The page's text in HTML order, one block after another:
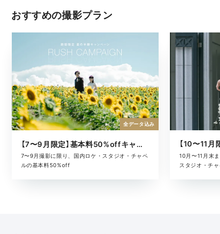
おすすめの撮影プラン
【7〜9月限定】基本料50%offキャンペーン
7〜9月撮影に限り、国内ロケ・スタジオ・チャペ
ルの基本料50%off
全データ込み
10月〜11月末
スタジオ・チ